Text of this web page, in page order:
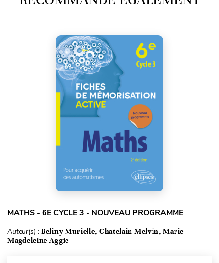
MATHS - 6E CYCLE 3 - NOUVEAU PROGRAMME
Auteur(s) : Beliny Murielle, Chatelain Melvin, Marie-
Magdeleine Aggie